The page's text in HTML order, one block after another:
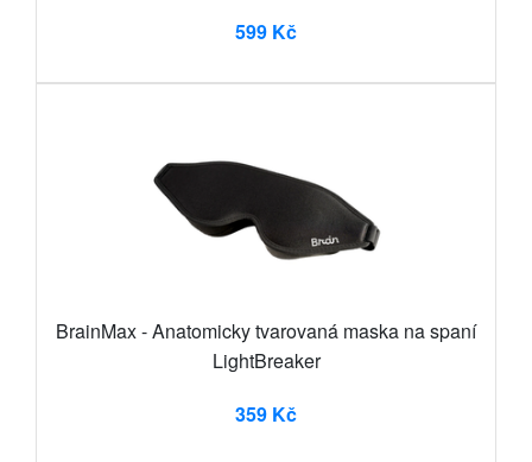
599 Kč
BrainMax - Anatomicky tvarovaná maska na spaní
LightBreaker
359 Kč